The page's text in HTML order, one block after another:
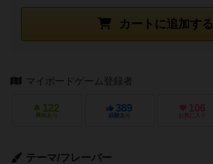
カートに追加する
マイボードゲーム登録者
122
興味あり
389
経験あり
106
お気に入り
テーマ/フレーバー